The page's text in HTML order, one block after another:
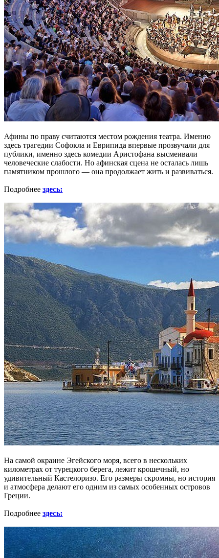
Афины по праву считаются местом рождения театра. Именно
здесь трагедии Софокла и Еврипида впервые прозвучали для
публики, именно здесь комедии Аристофана высмеивали
человеческие слабости. Но афинская сцена не осталась лишь
памятником прошлого — она продолжает жить и развиваться.
Подробнее здесь:
На самой окраине Эгейского моря, всего в нескольких
километрах от турецкого берега, лежит крошечный, но
удивительный Кастелоризо. Его размеры скромны, но история
и атмосфера делают его одним из самых особенных островов
Греции.
Подробнее здесь: